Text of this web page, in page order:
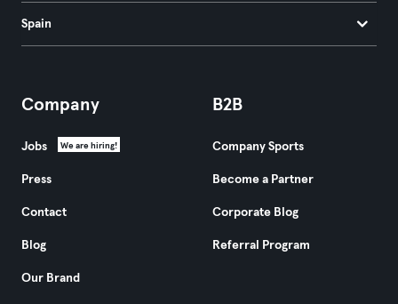
Spain
Company
Jobs We are hiring!
Press
Contact
Blog
Our Brand
B2B
Company Sports
Become a Partner
Corporate Blog
Referral Program